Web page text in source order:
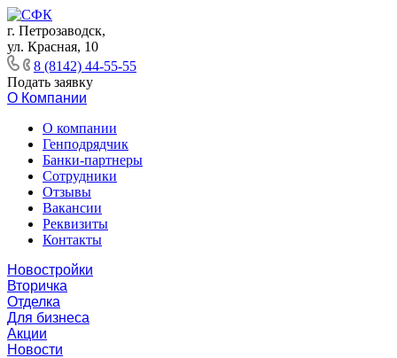
г. Петрозаводск,
ул. Красная, 10
8 (8142) 44-55-55
Подать заявку
О Компании
О компании
Генподрядчик
Банки-партнеры
Сотрудники
Отзывы
Вакансии
Реквизиты
Контакты
Новостройки
Вторичка
Отделка
Для бизнеса
Акции
Новости